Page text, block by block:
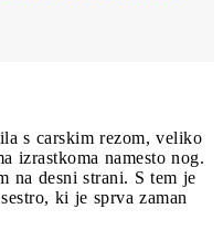
s carskim rezom, veliko
izrastkoma namesto nog.
na desni strani. S tem je
ki je sprva zaman